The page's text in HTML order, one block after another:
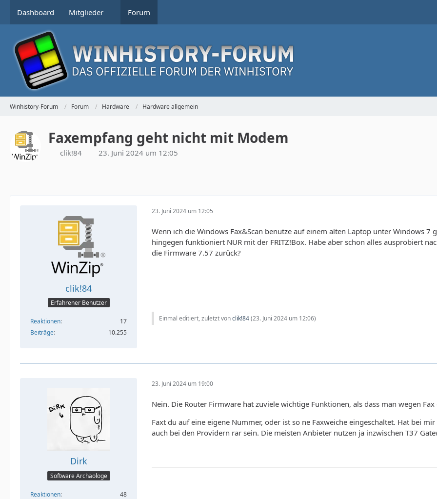
Dashboard Mitglieder Forum
Winhistory-Forum Forum Hardware Hardware allgemein
Faxempfang geht nicht mit Modem
clik!84 23. Juni 2024 um 12:05
clik!84
Erfahrener Benutzer
Reaktionen
17
Beiträge
10.255
23. Juni 2024 um 12:05
Wenn ich die Windows Fax&Scan benutze auf einem alten Laptop unter Windows
hingegen funktioniert NUR mit der FRITZ!Box. Habe aber schon alles ausprobiert
die Firmware 7.57 zurück?
Einmal editiert, zuletzt vonclik!84(23. Juni 2024 um 12:06)
Dirk
Software Archäologe
Reaktionen
48
23. Juni 2024 um 19:00
Nein. Die Router Firmware hat zuviele wichtige Funktionen, als dass man wegen
Faxt du auf eine eigene Nummer, oder ist so ne Faxweiche eingeschaltet. Hat bei
auch bei den Providern rar sein. Die meisten Anbieter nutzen ja inzwischen T37